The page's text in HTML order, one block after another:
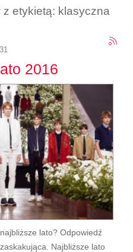
z etykietą: klasyczna
2016
lato? Odpowiedź
Najbliższe lato